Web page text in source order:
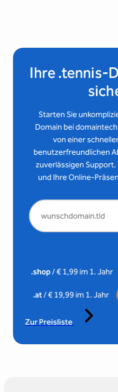
Ihre .tennis-
Starten Sie
Domain bei
von einer
benutzerfreundlichen
zuverlässigen
und Ihre Online-
.shop/ € 1,99 im 1. Jahr
.at/ € 19,99 im 1. Jahr
Zur Preisliste